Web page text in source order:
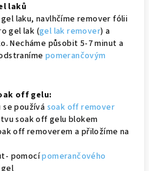
laků
laku, navlhčíme remover fólii
gel lak (gel lak remover) a
Necháme působit 5-7 minut a
pomerančovým
off gelu:
se používá soak off remover
soak off gelu blokem
off removerem a přiložíme na
pomocípomerančového